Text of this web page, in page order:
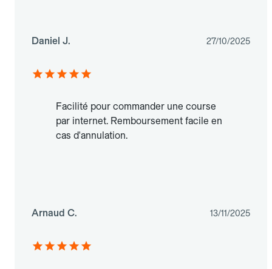
Daniel J. 27/10/2025
Facilité pour commander une course
par internet. Remboursement facile en
cas d'annulation.
Arnaud C. 13/11/2025